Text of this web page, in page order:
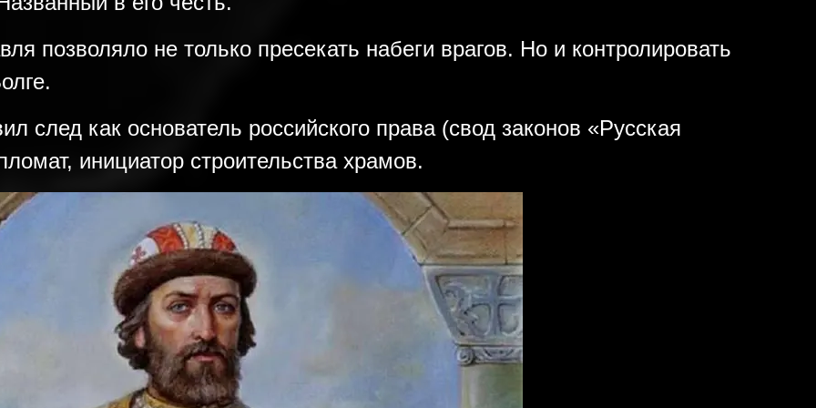
позволяло не только пресекать набеги врагов. Но и контролировать
след как основатель российского права (свод законов «Русская
инициатор строительства храмов.